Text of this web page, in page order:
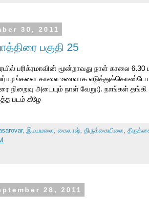
30, 2011
பகுதி 25
பரிக்ரமாவின் மூன்றாவது நாள் காலை
காலை உணவாக எடுத்துக்கொண்டோம்.
நிறைவு அடையும் நாள் வேறு:). நாங்கள் தங்கி
படம் கீழே
, இமயமலை கைலாஷ், திருக்கையிலை
28, 2011